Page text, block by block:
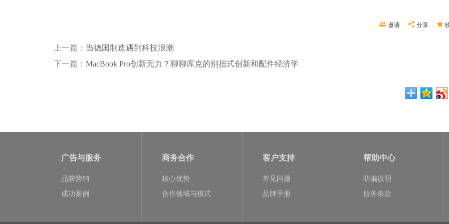
分享
邀请
上一篇： 当德国制造遇到科技浪潮
下一篇： MacBook Pro创新无力？聊聊库克的别扭式创新和配件经济学
广告与服务
品牌营销
成功案例
商务合作
核心优势
合作领域与模式
客户支持
常见问题
品牌手册
帮助中心
防骗说明
服务条款